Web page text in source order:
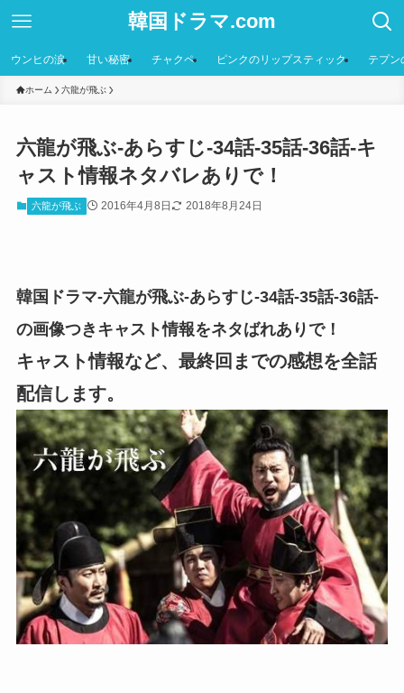
韓国ドラマ.com
ウンヒの涙 甘い秘密 チャクペ ピンクのリップスティック テプン
ホーム 六龍が飛ぶ
六龍が飛ぶ-あらすじ-34話-35話-36話-キ
ャスト情報ネタバレありで！
六龍が飛ぶ 2016年4月8日 2018年8月24日
韓国ドラマ-六龍が飛ぶ-あらすじ-34話-35話-36話-
の画像つきキャスト情報をネタばれありで！
キャスト情報など、最終回までの感想を全話
配信します。